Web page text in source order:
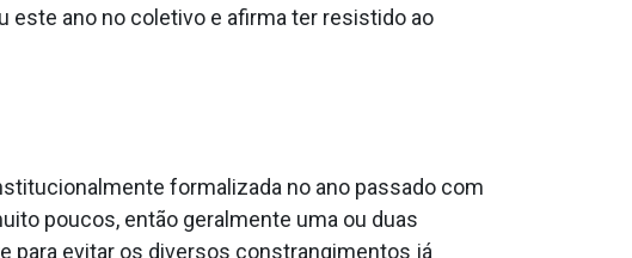
este ano no coletivo e afirma ter resistido ao
formalizada no ano passado com
poucos, então geralmente uma ou duas
para evitar os diversos constrangimentos já